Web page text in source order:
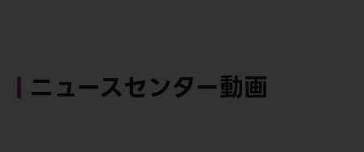
ニュースセンター動画